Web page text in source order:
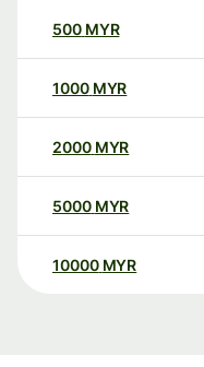
500 MYR
1000 MYR
2000 MYR
5000 MYR
10000 MYR